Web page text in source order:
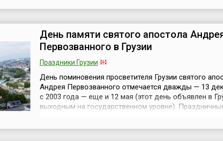
после Пасхи. С др...
День памяти святого апостола
Первозванного в Грузии
Праздники Грузии
День поминовения просветителя Грузии святого
Андрея Первозванного отмечается дважды — 13
с 2003 года — еще и 12 мая (этот день объявлен в
выходным на государственном уровне).